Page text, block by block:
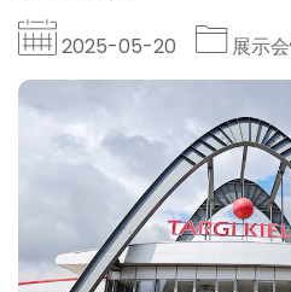
2025-05-20 展示